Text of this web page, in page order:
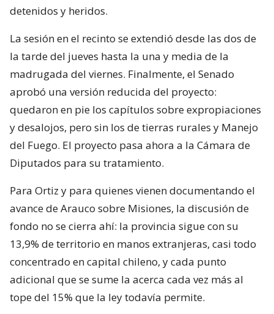
detenidos y heridos.
La sesión en el recinto se extendió desde las dos de
la tarde del jueves hasta la una y media de la
madrugada del viernes. Finalmente, el Senado
aprobó una versión reducida del proyecto:
quedaron en pie los capítulos sobre expropiaciones
y desalojos, pero sin los de tierras rurales y Manejo
del Fuego. El proyecto pasa ahora a la Cámara de
Diputados para su tratamiento.
Para Ortiz y para quienes vienen documentando el
avance de Arauco sobre Misiones, la discusión de
fondo no se cierra ahí: la provincia sigue con su
13,9% de territorio en manos extranjeras, casi todo
concentrado en capital chileno, y cada punto
adicional que se sume la acerca cada vez más al
tope del 15% que la ley todavía permite.